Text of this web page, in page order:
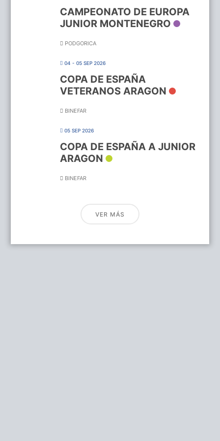
CAMPEONATO DE EUROPA
JUNIOR MONTENEGRO
PODGORICA
04 - 05 SEP 2026
COPA DE ESPAÑA
VETERANOS ARAGON
BINEFAR
05 SEP 2026
COPA DE ESPAÑA A JUNIOR
ARAGON
BINEFAR
VER MÁS